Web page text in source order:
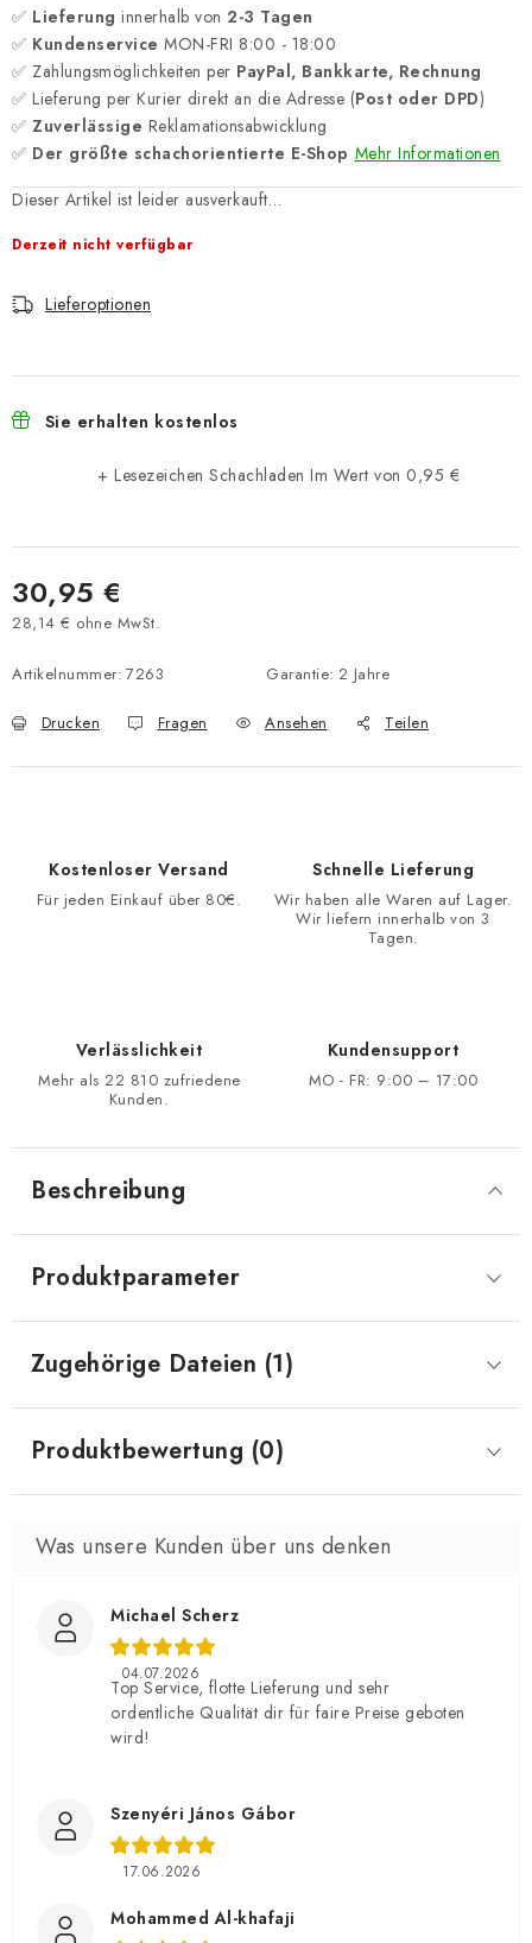
✅ Lieferung innerhalb von 2-3 Tagen
✅ Kundenservice MON-FRI 8:00 - 18:00
✅ Zahlungsmöglichkeiten per PayPal, Bankkarte, Rechnung
✅ Lieferung per Kurier direkt an die Adresse (Post oder DPD)
✅ Zuverlässige Reklamationsabwicklung
✅ Der größte schachorientierte E-Shop Mehr Informationen
Dieser Artikel ist leider ausverkauft…
Derzeit nicht verfügbar
Lieferoptionen
Sie erhalten kostenlos
+ Lesezeichen Schachladen Im Wert von 0,95 €
30,95 €
28,14 € ohne MwSt.
Artikelnummer: 7263 Garantie: 2 Jahre
Drucken Fragen Ansehen Teilen
Kostenloser Versand
Für jeden Einkauf über 80€.
Schnelle Lieferung
Wir haben alle Waren auf Lager.
Wir liefern innerhalb von 3
Tagen.
Verlässlichkeit
Mehr als 22 810 zufriedene
Kunden.
Kundensupport
MO - FR: 9:00 – 17:00
Beschreibung
Produktparameter
Zugehörige Dateien (1)
Produktbewertung (0)
Michael Scherz
04.07.2026
Top Service, flotte Lieferung und sehr
ordentliche Qualität dir für faire Preise geboten
wird!
Szenyéri János Gábor
17.06.2026
Mohammed Al-khafaji